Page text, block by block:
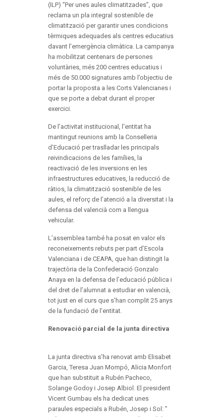
(ILP) “Per unes aules climatitzades”, que
reclama un pla integral sostenible de
climatització per garantir unes condicions
tèrmiques adequades als centres educatius
davant l’emergència climàtica. La campanya
ha mobilitzat centenars de persones
voluntàries, més 200 centres educatius i
més de 50.000 signatures amb l’objectiu de
portar la proposta a les Corts Valencianes i
que se porte a debat durant el proper
exercici.
De l’activitat institucional, l’entitat ha
mantingut reunions amb la Conselleria
d’Educació per traslladar les principals
reivindicacions de les famílies, la
reactivació de les inversions en les
infraestructures educatives, la reducció de
ràtios, la climatització sostenible de les
aules, el reforç de l’atenció a la diversitat i la
defensa del valencià com a llengua
vehicular.
L’assemblea també ha posat en valor els
reconeixements rebuts per part d’Escola
Valenciana i de CEAPA, que han distingit la
trajectòria de la Confederació Gonzalo
Anaya en la defensa de l’educació pública i
del dret de l’alumnat a estudiar en valencià,
tot just en el curs que s’han complit 25 anys
de la fundació de l’entitat.
Renovació parcial de la junta directiva
La junta directiva s’ha renovat amb Elisabet
Garcia, Teresa Juan Mompó, Alicia Monfort
que han substituit a Rubén Pacheco,
Solange Godoy i Josep Albiol. El president
Vicent Gumbau els ha dedicat unes
paraules especials a Rubén, Josep i Sol: ”